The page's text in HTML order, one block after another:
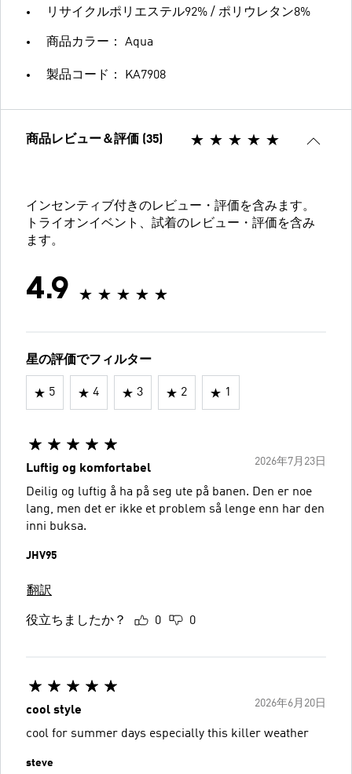
リサイクルポリエステル92% / ポリウレタン8%
商品カラー： Aqua
製品コード： KA7908
商品レビュー＆評価 (35)
インセンティブ付きのレビュー・評価を含みます。
トライオンイベント、試着のレビュー・評価を含み
ます。
4.9
星の評価でフィルター
5 4 3 2 1
2026年7月23日
Luftig og komfortabel
Deilig og luftig å ha på seg ute på banen. Den er noe
lang, men det er ikke et problem så lenge enn har den
inni buksa.
JHV95
翻訳
役立ちましたか？ 0 0
2026年6月20日
cool style
cool for summer days especially this killer weather
steve